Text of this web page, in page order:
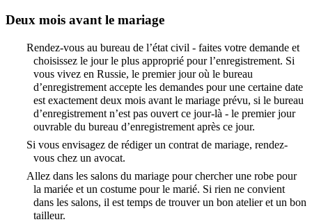
Deux mois avant le mariage
Rendez-vous au bureau de l’état civil - faites votre demande et
choisissez le jour le plus approprié pour l’enregistrement. Si
vous vivez en Russie, le premier jour où le bureau
d’enregistrement accepte les demandes pour une certaine date
est exactement deux mois avant le mariage prévu, si le bureau
d’enregistrement n’est pas ouvert ce jour-là - le premier jour
ouvrable du bureau d’enregistrement après ce jour.
Si vous envisagez de rédiger un contrat de mariage, rendez-
vous chez un avocat.
Allez dans les salons du mariage pour chercher une robe pour
la mariée et un costume pour le marié. Si rien ne convient
dans les salons, il est temps de trouver un bon atelier et un bon
tailleur.